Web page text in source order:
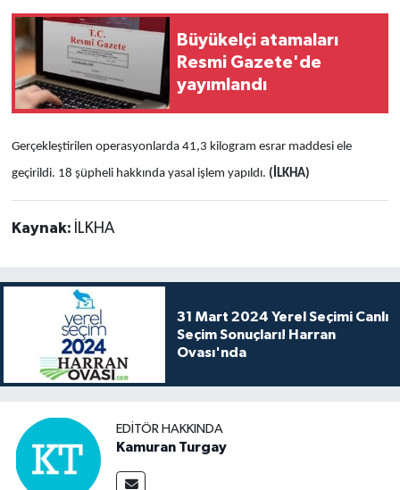
Büyükelçi atamaları
Resmi Gazete'de
yayımlandı
Gerçekleştirilen operasyonlarda 41,3 kilogram esrar maddesi ele
geçirildi. 18 şüpheli hakkında yasal işlem yapıldı. (İLKHA)
Kaynak: İLKHA
31 Mart 2024 Yerel Seçimi Canlı
Seçim Sonuçları! Harran
Ovası'nda
EDITÖR HAKKINDA
Kamuran Turgay